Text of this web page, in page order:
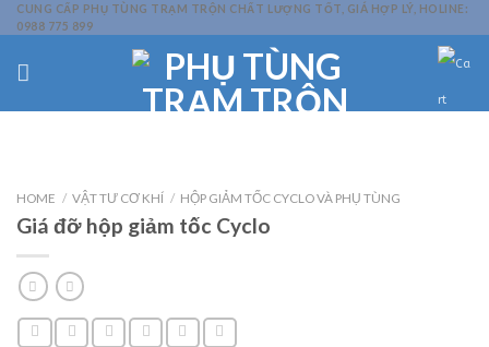
Skip
to
CUNG CẤP PHỤ TÙNG TRẠM TRỘN CHẤT LƯỢNG TỐT, GIÁ HỢP LÝ, HOLINE:
0988 775 899
HOME / VẬT TƯ CƠ KHÍ / HỘP GIẢM TỐC CYCLO VÀ PHỤ TÙNG
Giá đỡ hộp giảm tốc Cyclo